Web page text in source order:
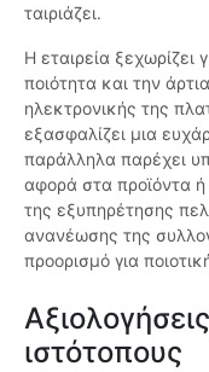
ταιριάζει.
Η εταιρεία
ποιότητα και την
ηλεκτρονικής της
εξασφαλίζει μια
παράλληλα παρέχει
αφορά στα προϊόντα
της εξυπηρέτησης
ανανέωσης της
προορισμό για
ιστότοπους